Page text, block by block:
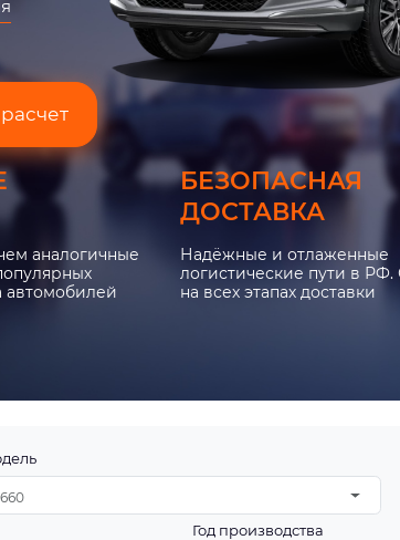
аналогичные
автомобилей
БЕЗОПАСНАЯ
ДОСТАВКА
Надёжные и отлаженные
логистические пути в РФ.
на всех этапах доставки
Год производства